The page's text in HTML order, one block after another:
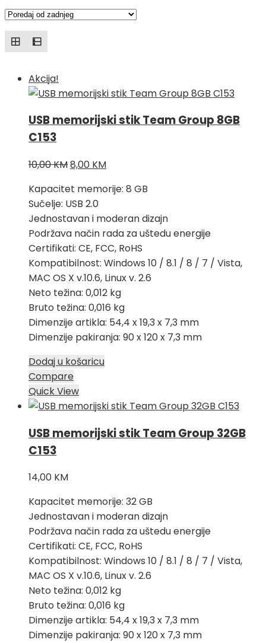
najnovijem
Akcija!
USB memorijski stik Team Group 8GB
C153
10,00KMIzvorna
bila
je:
10,00 KM.
8,00 KMTrenutna
je:
Kapacitet memorije: 8 GB
Sučelje: USB 2.0
Jednostavan i moderan dizajn
Podržava način rada za uštedu energije
Certifikati: CE, FCC, RoHS
Kompatibilnost: Windows 10 / 8.1 / 8 / 7 / Vista,
MAC OS X v.10.6, Linux v. 2.6
Neto težina: 0,012 kg
Bruto težina: 0,016 kg
Dimenzije artikla: 54,4 x 19,3 x 7,3 mm
Dimenzije pakiranja: 90 x 120 x 7,3 mm
Dodaj u košaricu
Compare
Quick View
USB memorijski stik Team Group 32GB
C153
14,00 KM
Kapacitet memorije: 32 GB
Jednostavan i moderan dizajn
Podržava način rada za uštedu energije
Certifikati: CE, FCC, RoHS
Kompatibilnost: Windows 10 / 8.1 / 8 / 7 / Vista,
MAC OS X v.10.6, Linux v. 2.6
Neto težina: 0,012 kg
Bruto težina: 0,016 kg
Dimenzije artikla: 54,4 x 19,3 x 7,3 mm
Dimenzije pakiranja: 90 x 120 x 7,3 mm